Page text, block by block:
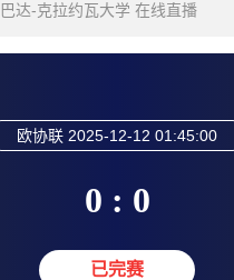
达-克拉约瓦大学 在线直播
欧协联 2025-12-12 01:45:00
0 : 0
已完赛